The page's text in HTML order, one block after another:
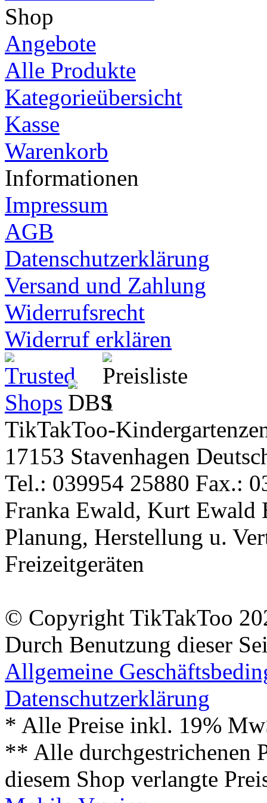
Shop
Angebote
Alle Produkte
Kategorieübersicht
Kasse
Warenkorb
Informationen
Impressum
AGB
Datenschutzerklärung
Versand und Zahlung
Widerrufsrecht
Widerruf erklären
TikTakToo-
17153 Stavenhagen
Tel.: 039954 25880 Fax.:
Franka Ewald, Kurt Ewald
Planung, Herstellung u.
Freizeitgeräten
© Copyright TikTakToo
Durch Benutzung dieser
Allgemeine
Datenschutzerklärung
* Alle Preise inkl. 19%
** Alle durchgestrichenen
diesem Shop verlangte